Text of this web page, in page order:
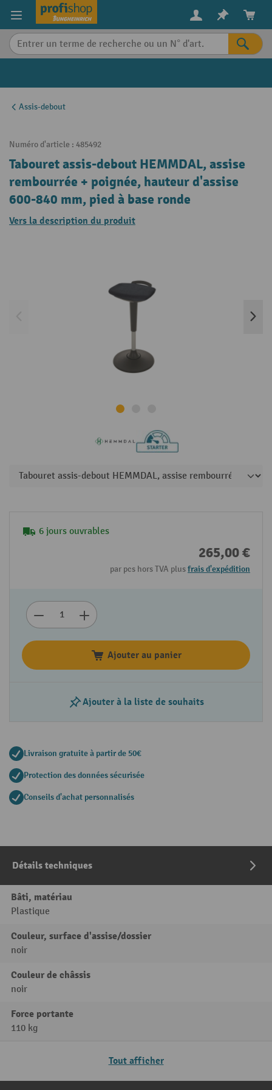
content
Assis-debout
Numéro d'article : 485492
Tabouret assis-debout HEMMDAL, assise
rembourrée + poignée, hauteur d'assise
600-840 mm, pied à base ronde
Vers la description du produit
6 jours ouvrables
265,00 €
par pcs hors TVA plusfrais d'expédition
Ajouter au panier
Ajouter à la liste de souhaits
Livraison gratuite à partir de 50€
Protection des données sécurisée
Conseils d'achat personnalisés
Détails techniques
Bâti, matériau
Plastique
Couleur, surface d'assise/dossier
noir
Couleur de châssis
noir
Force portante
110 kg
Tout afficher